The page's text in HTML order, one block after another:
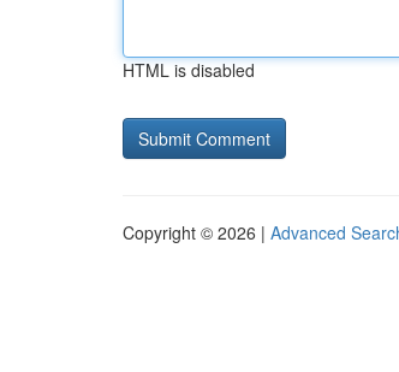
HTML is disabled
Copyright © 2026 | Advanced